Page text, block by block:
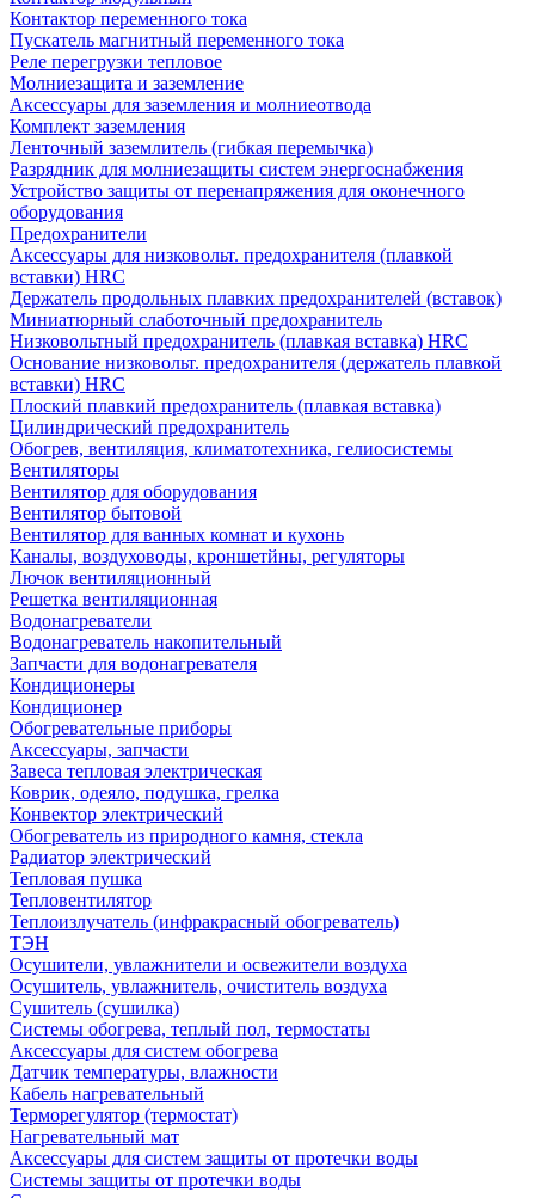
Контактор переменного тока
Пускатель магнитный переменного тока
Реле перегрузки тепловое
Молниезащита и заземление
Аксессуары для заземления и молниеотвода
Комплект заземления
Ленточный заземлитель (гибкая перемычка)
Разрядник для молниезащиты систем энергоснабжения
Устройство защиты от перенапряжения для оконечного
оборудования
Предохранители
Аксессуары для низковольт. предохранителя (плавкой
вставки) HRC
Держатель продольных плавких предохранителей (вставок)
Миниатюрный слаботочный предохранитель
Низковольтный предохранитель (плавкая вставка) HRC
Основание низковольт. предохранителя (держатель плавкой
вставки) HRC
Плоский плавкий предохранитель (плавкая вставка)
Цилиндрический предохранитель
Обогрев, вентиляция, климатотехника, гелиосистемы
Вентиляторы
Вентилятор для оборудования
Вентилятор бытовой
Вентилятор для ванных комнат и кухонь
Каналы, воздуховоды, кроншетйны, регуляторы
Лючок вентиляционный
Решетка вентиляционная
Водонагреватели
Водонагреватель накопительный
Запчасти для водонагревателя
Кондиционеры
Кондиционер
Обогревательные приборы
Аксессуары, запчасти
Завеса тепловая электрическая
Коврик, одеяло, подушка, грелка
Конвектор электрический
Обогреватель из природного камня, стекла
Радиатор электрический
Тепловая пушка
Тепловентилятор
Теплоизлучатель (инфракрасный обогреватель)
ТЭН
Осушители, увлажнители и освежители воздуха
Осушитель, увлажнитель, очиститель воздуха
Сушитель (сушилка)
Системы обогрева, теплый пол, термостаты
Аксессуары для систем обогрева
Датчик температуры, влажности
Кабель нагревательный
Терморегулятор (термостат)
Нагревательный мат
Аксессуары для систем защиты от протечки воды
Системы защиты от протечки воды